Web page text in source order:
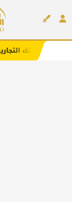
ويجذب لك